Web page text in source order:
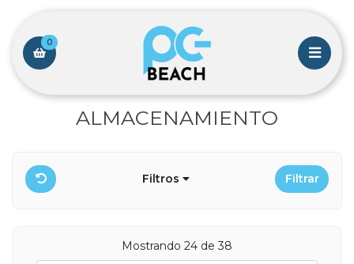
0
ALMACENAMIENTO
Filtros Filtrar
Mostrando 24 de 38